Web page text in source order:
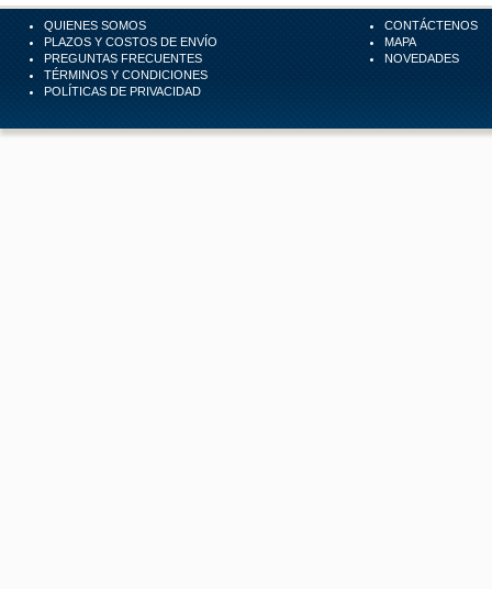
QUIENES SOMOS
PLAZOS Y COSTOS DE ENVÍO
PREGUNTAS FRECUENTES
TÉRMINOS Y CONDICIONES
POLÍTICAS DE PRIVACIDAD
CONTÁCTENOS
MAPA
NOVEDADES